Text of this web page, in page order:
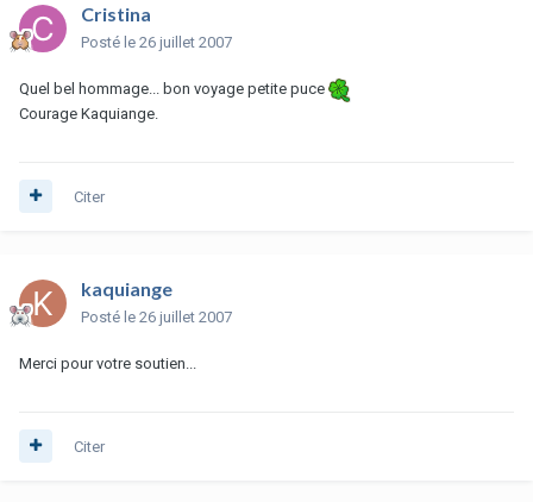
Cristina
Posté le 26 juillet 2007
Quel bel hommage... bon voyage petite puce
Courage Kaquiange.
Citer
kaquiange
Posté le 26 juillet 2007
Merci pour votre soutien...
Citer